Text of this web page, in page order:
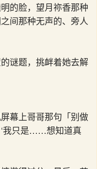
的脸，望月祢香那种
间那种无声的、旁人
谜题，挑衅着她去解
幕上哥哥那句「别做
我只是……想知道真